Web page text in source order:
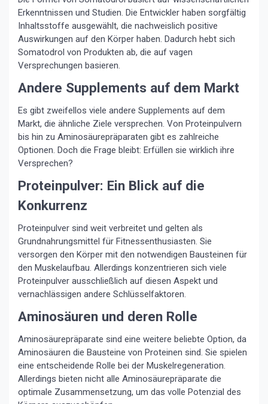
Erkenntnissen und Studien. Die Entwickler haben sorgfältig
Inhaltsstoffe ausgewählt, die nachweislich positive
Auswirkungen auf den Körper haben. Dadurch hebt sich
Somatodrol von Produkten ab, die auf vagen
Versprechungen basieren.
Andere Supplements auf dem Markt
Es gibt zweifellos viele andere Supplements auf dem
Markt, die ähnliche Ziele versprechen. Von Proteinpulvern
bis hin zu Aminosäurepräparaten gibt es zahlreiche
Optionen. Doch die Frage bleibt: Erfüllen sie wirklich ihre
Versprechen?
Proteinpulver: Ein Blick auf die
Konkurrenz
Proteinpulver sind weit verbreitet und gelten als
Grundnahrungsmittel für Fitnessenthusiasten. Sie
versorgen den Körper mit den notwendigen Bausteinen für
den Muskelaufbau. Allerdings konzentrieren sich viele
Proteinpulver ausschließlich auf diesen Aspekt und
vernachlässigen andere Schlüsselfaktoren.
Aminosäuren und deren Rolle
Aminosäurepräparate sind eine weitere beliebte Option, da
Aminosäuren die Bausteine von Proteinen sind. Sie spielen
eine entscheidende Rolle bei der Muskelregeneration.
Allerdings bieten nicht alle Aminosäurepräparate die
optimale Zusammensetzung, um das volle Potenzial des